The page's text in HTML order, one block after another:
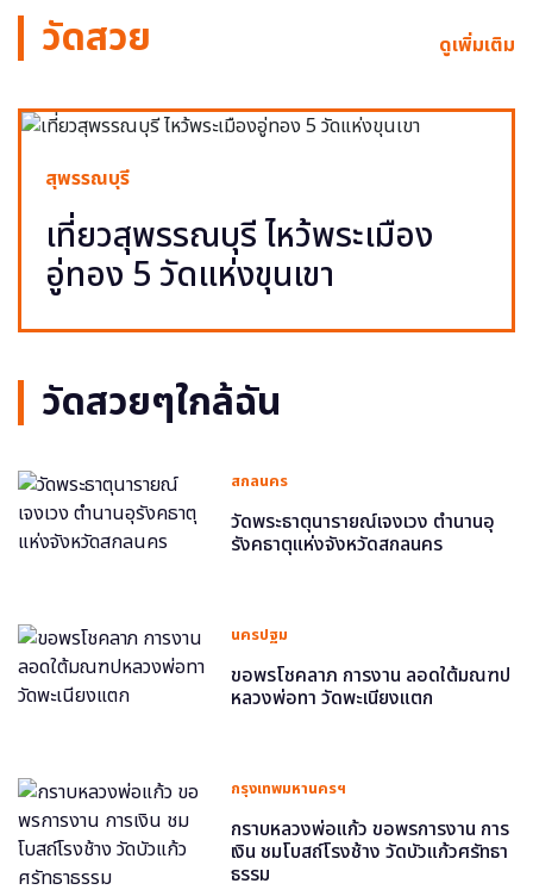
วัดสวย ดูเพิ่มเติม
สุพรรณบุรี
เที่ยวสุพรรณบุรี ไหว้พระเมือง
อู่ทอง 5 วัดแห่งขุนเขา
วัดสวยๆใกล้ฉัน
สกลนคร
วัดพระธาตุนารายณ์เจงเวง ตำนานอุ
รังคธาตุแห่งจังหวัดสกลนคร
นครปฐม
ขอพรโชคลาภ การงาน ลอดใต้มณฑป
หลวงพ่อทา วัดพะเนียงแตก
กรุงเทพมหานครฯ
กราบหลวงพ่อแก้ว ขอพรการงาน การ
เงิน ชมโบสถ์โรงช้าง วัดบัวแก้วศรัทธา
ธรรม